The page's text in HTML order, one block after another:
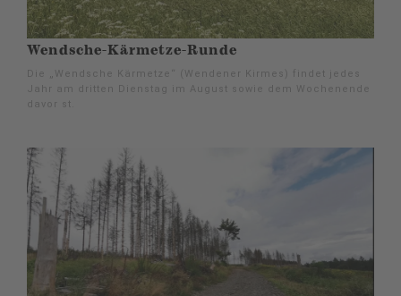
Wendsche-Kärmetze-Runde
Die „Wendsche Kärmetze“ (Wendener Kirmes) findet jedes
Jahr am dritten Dienstag im August sowie dem Wochenende
davor st.